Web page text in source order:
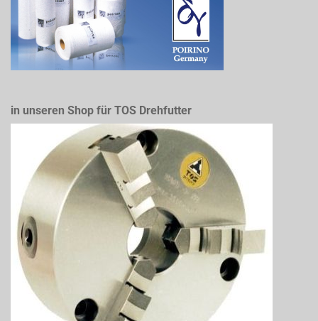
in unseren Shop für TOS Drehfutter